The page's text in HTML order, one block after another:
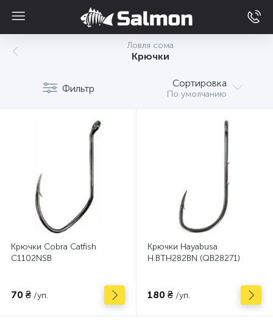
Ловля сома
Крючки
Фильтр Сортировка
По умолчанию
Крючки Cobra Catfish
C1102NSB
70 ₴ /уп.
Крючки Hayabusa
H.BTH282BN (QB28271)
180 ₴ /уп.